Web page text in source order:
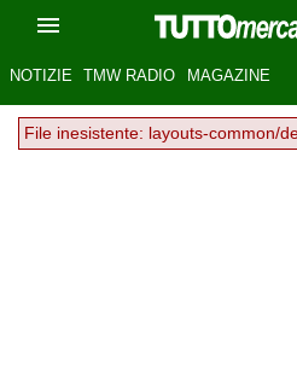
NOTIZIE TMW RADIO MAGAZINE
File inesistente: layouts-common/